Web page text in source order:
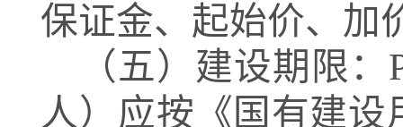
保证金、起始价、加
（五）建设期限：
人）应按 《国有建